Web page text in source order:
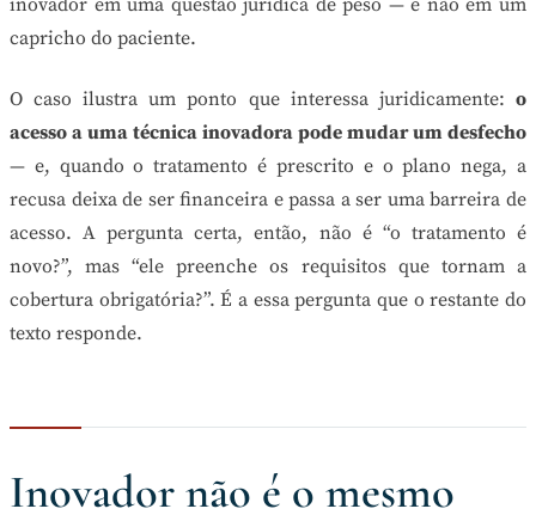
inovador em uma questão jurídica de peso — e não em um
capricho do paciente.
O caso ilustra um ponto que interessa juridicamente: o
acesso a uma técnica inovadora pode mudar um desfecho
— e, quando o tratamento é prescrito e o plano nega, a
recusa deixa de ser financeira e passa a ser uma barreira de
acesso. A pergunta certa, então, não é “o tratamento é
novo?”, mas “ele preenche os requisitos que tornam a
cobertura obrigatória?”. É a essa pergunta que o restante do
texto responde.
Inovador não é o mesmo